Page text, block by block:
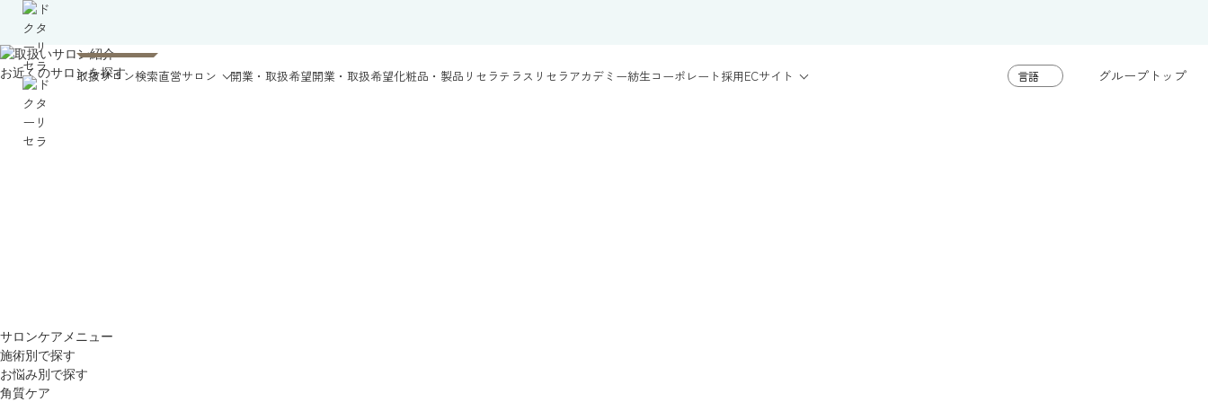
取扱サロン検索直営サロン 開業・取扱希望開業・取扱希望化粧品・製品 リセラテラス リセラアカデミー紡生コーポレート採用ECサイト グループトップ
お近くのサロンを探す
サロンケアメニュー
施術別で探す
お悩み別で探す
角質ケア